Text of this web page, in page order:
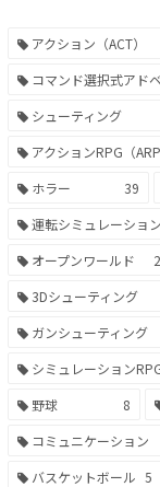
アクション（ACT）
コマンド選択式アド
シューティング
アクションRPG（
ホラー
39
運転シミュレーション
オープンワールド
3Dシューティング
ガンシューティング
シミュレーション
野球
8
コミュニケーション
バスケットボール 5